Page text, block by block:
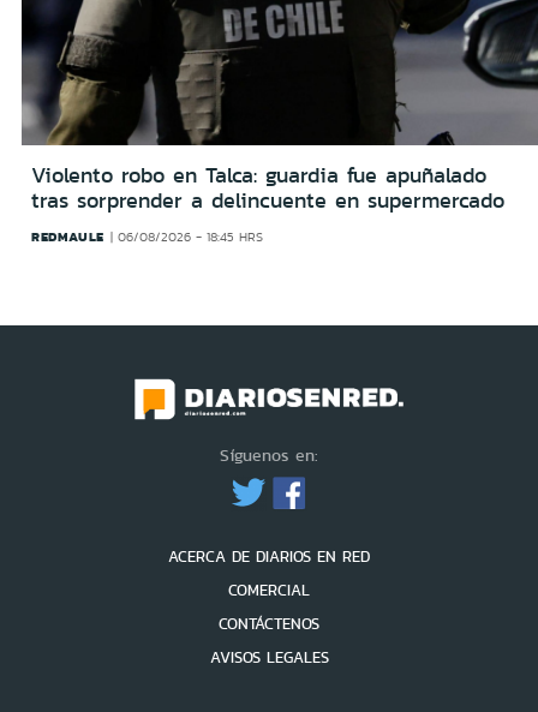
Violento robo en Talca: guardia fue apuñalado
tras sorprender a delincuente en supermercado
REDMAULE 06/08/2026 - 18:45 HRS
Síguenos en:
ACERCA DE DIARIOS EN RED
COMERCIAL
CONTÁCTENOS
AVISOS LEGALES